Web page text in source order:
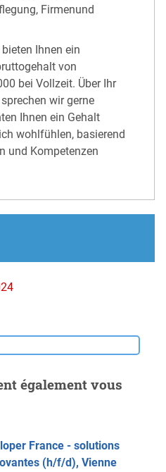
Firmenund
Ihnen ein
von
bei Vollzeit. Über Ihr
wir gerne
Ihnen ein Gehalt
wohlfühlen, basierend
und Kompetenzen
également vous
France - solutions
(h/f/d), Vienne